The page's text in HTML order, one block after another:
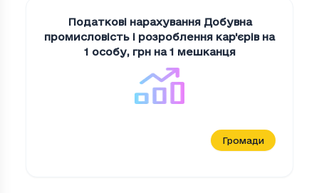
Податкові нарахування Добувна
промисловiсть i розроблення кар'єрiв на
1 особу, грн на 1 мешканця
Громади